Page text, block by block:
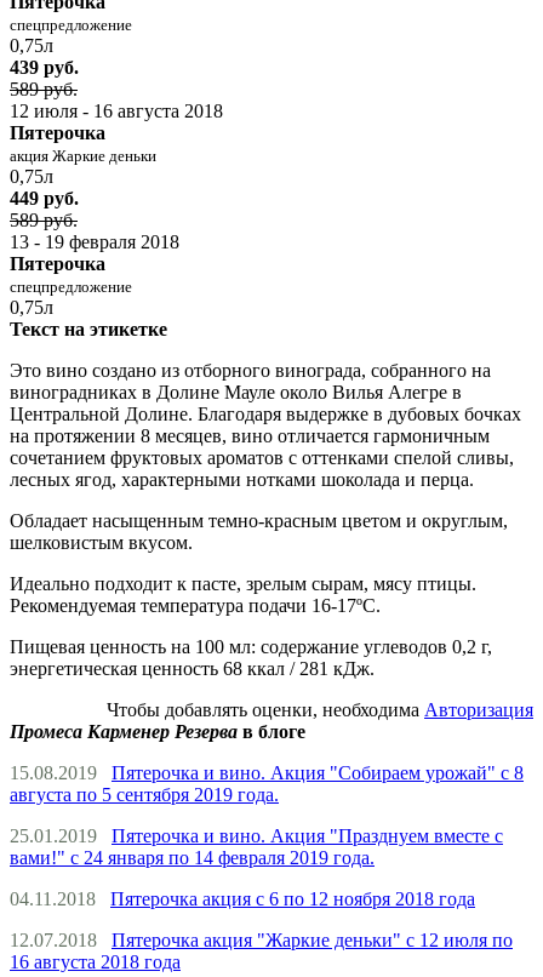
спецпредложение
0,75л
439 руб.
589 руб.
12 июля - 16 августа 2018
Пятерочка
акция Жаркие деньки
0,75л
449 руб.
589 руб.
13 - 19 февраля 2018
Пятерочка
спецпредложение
0,75л
Текст на этикетке
Это вино создано из отборного винограда, собранного на
виноградниках в Долине Мауле около Вилья Алегре в
Центральной Долине. Благодаря выдержке в дубовых бочках
на протяжении 8 месяцев, вино отличается гармоничным
сочетанием фруктовых ароматов с оттенками спелой сливы,
лесных ягод, характерными нотками шоколада и перца.
Обладает насыщенным темно-красным цветом и округлым,
шелковистым вкусом.
Идеально подходит к пасте, зрелым сырам, мясу птицы.
Рекомендуемая температура подачи 16-17ºС.
Пищевая ценность на 100 мл: содержание углеводов 0,2 г,
энергетическая ценность 68 ккал / 281 кДж.
Чтобы добавлять оценки, необходима Авторизация
Промеса Карменер Резерва в блоге
15.08.2019
Пятерочка и вино. Акция "Собираем урожай" с 8
августа по 5 сентября 2019 года.
25.01.2019
Пятерочка и вино. Акция "Празднуем вместе с
вами!" с 24 января по 14 февраля 2019 года.
04.11.2018
Пятерочка акция с 6 по 12 ноября 2018 года
12.07.2018
Пятерочка акция "Жаркие деньки" с 12 июля по
16 августа 2018 года